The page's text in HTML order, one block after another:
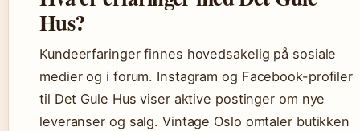
Hus?
Kundeerfaringer finnes hovedsakelig på sosiale
medier og i forum. Instagram og Facebook-profiler
til Det Gule Hus viser aktive postinger om nye
leveranser og salg. Vintage Oslo omtaler butikken